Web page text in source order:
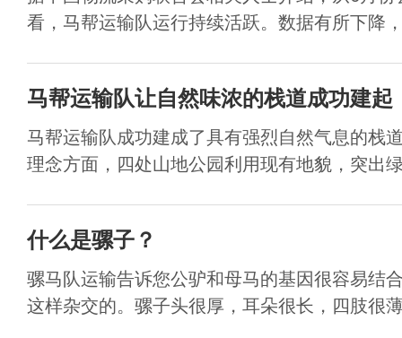
看，马帮运输队运行持续活跃。数据有所下降
马帮运输队让自然味浓的栈道成功建起
马帮运输队成功建成了具有强烈自然气息的栈
理念方面，四处山地公园利用现有地貌，突出
什么是骡子？
骡马队运输告诉您公驴和母马的基因很容易结
这样杂交的。骡子头很厚，耳朵很长，四肢很